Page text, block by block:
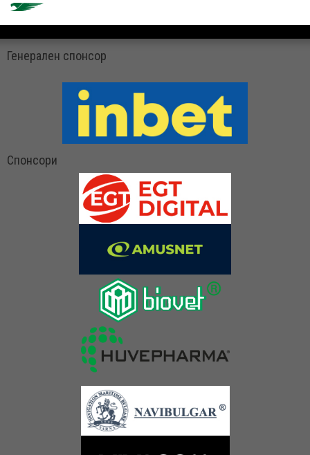
Генерален спонсор
Спонсори